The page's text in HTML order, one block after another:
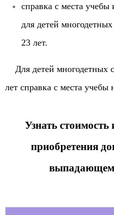
справка с места учебы
для детей
23 лет.
Для детей многодетных
лет справка с места учебы
Узнать
приобретения
выпадающем